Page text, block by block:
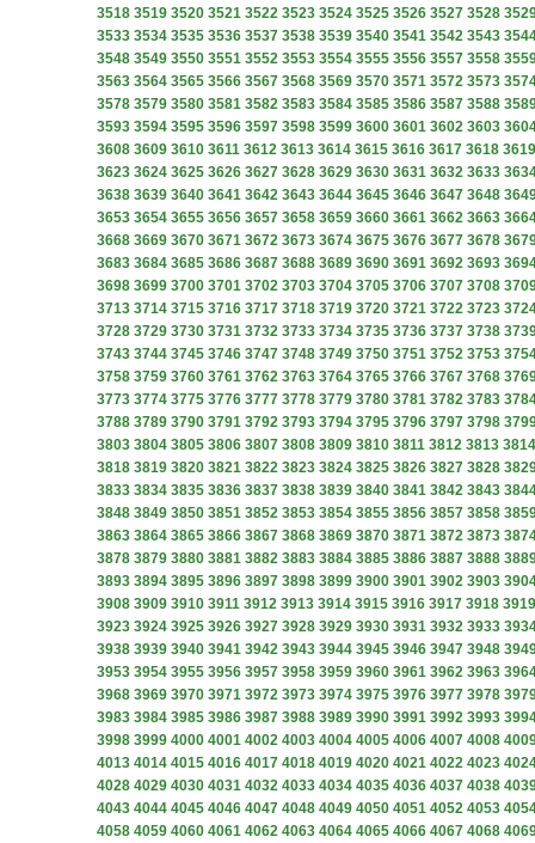
3518 3519 3520 3521 3522 3523 3524 3525 3526 3527 3528
3533 3534 3535 3536 3537 3538 3539 3540 3541 3542 3543
3548 3549 3550 3551 3552 3553 3554 3555 3556 3557 3558
3563 3564 3565 3566 3567 3568 3569 3570 3571 3572 3573
3578 3579 3580 3581 3582 3583 3584 3585 3586 3587 3588
3593 3594 3595 3596 3597 3598 3599 3600 3601 3602 3603
3608 3609 3610 3611 3612 3613 3614 3615 3616 3617 3618 3619
3623 3624 3625 3626 3627 3628 3629 3630 3631 3632 3633
3638 3639 3640 3641 3642 3643 3644 3645 3646 3647 3648
3653 3654 3655 3656 3657 3658 3659 3660 3661 3662 3663
3668 3669 3670 3671 3672 3673 3674 3675 3676 3677 3678
3683 3684 3685 3686 3687 3688 3689 3690 3691 3692 3693
3698 3699 3700 3701 3702 3703 3704 3705 3706 3707 3708
3713 3714 3715 3716 3717 3718 3719 3720 3721 3722 3723
3728 3729 3730 3731 3732 3733 3734 3735 3736 3737 3738
3743 3744 3745 3746 3747 3748 3749 3750 3751 3752 3753
3758 3759 3760 3761 3762 3763 3764 3765 3766 3767 3768
3773 3774 3775 3776 3777 3778 3779 3780 3781 3782 3783
3788 3789 3790 3791 3792 3793 3794 3795 3796 3797 3798
3803 3804 3805 3806 3807 3808 3809 3810 3811 3812 3813 3814
3818 3819 3820 3821 3822 3823 3824 3825 3826 3827 3828
3833 3834 3835 3836 3837 3838 3839 3840 3841 3842 3843
3848 3849 3850 3851 3852 3853 3854 3855 3856 3857 3858
3863 3864 3865 3866 3867 3868 3869 3870 3871 3872 3873
3878 3879 3880 3881 3882 3883 3884 3885 3886 3887 3888
3893 3894 3895 3896 3897 3898 3899 3900 3901 3902 3903
3908 3909 3910 3911 3912 3913 3914 3915 3916 3917 3918 3919
3923 3924 3925 3926 3927 3928 3929 3930 3931 3932 3933
3938 3939 3940 3941 3942 3943 3944 3945 3946 3947 3948
3953 3954 3955 3956 3957 3958 3959 3960 3961 3962 3963
3968 3969 3970 3971 3972 3973 3974 3975 3976 3977 3978
3983 3984 3985 3986 3987 3988 3989 3990 3991 3992 3993
3998 3999 4000 4001 4002 4003 4004 4005 4006 4007 4008
4013 4014 4015 4016 4017 4018 4019 4020 4021 4022 4023
4028 4029 4030 4031 4032 4033 4034 4035 4036 4037 4038
4043 4044 4045 4046 4047 4048 4049 4050 4051 4052 4053
4058 4059 4060 4061 4062 4063 4064 4065 4066 4067 4068